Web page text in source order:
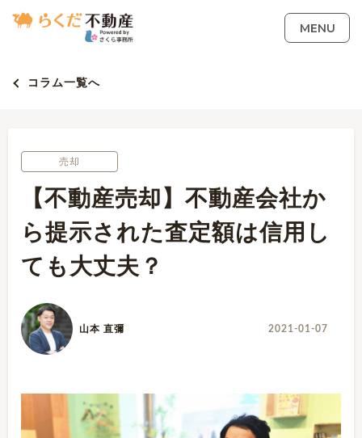
MENU
コラム一覧へ
売却
【不動産売却】不動産会社か
ら提示された査定額は信用し
ても大丈夫？
山本 直彌 2021-01-07